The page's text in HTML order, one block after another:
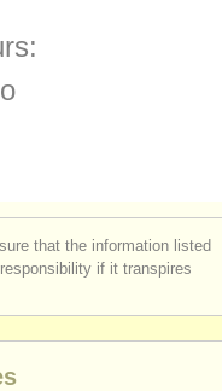
that the information listed
if it transpires